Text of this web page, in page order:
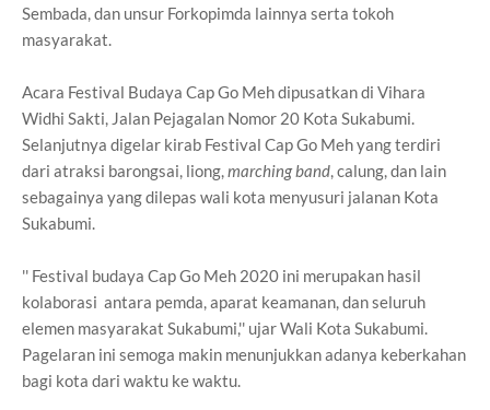
Sembada, dan unsur Forkopimda lainnya serta tokoh
masyarakat.
Acara Festival Budaya Cap Go Meh dipusatkan di Vihara
Widhi Sakti, Jalan Pejagalan Nomor 20 Kota Sukabumi.
Selanjutnya digelar kirab Festival Cap Go Meh yang terdiri
dari atraksi barongsai, liong,marching band, calung, dan lain
sebagainya yang dilepas wali kota menyusuri jalanan Kota
Sukabumi.
'' Festival budaya Cap Go Meh 2020 ini merupakan hasil
kolaborasi antara pemda, aparat keamanan, dan seluruh
elemen masyarakat Sukabumi,'' ujar Wali Kota Sukabumi.
Pagelaran ini semoga makin menunjukkan adanya keberkahan
bagi kota dari waktu ke waktu.